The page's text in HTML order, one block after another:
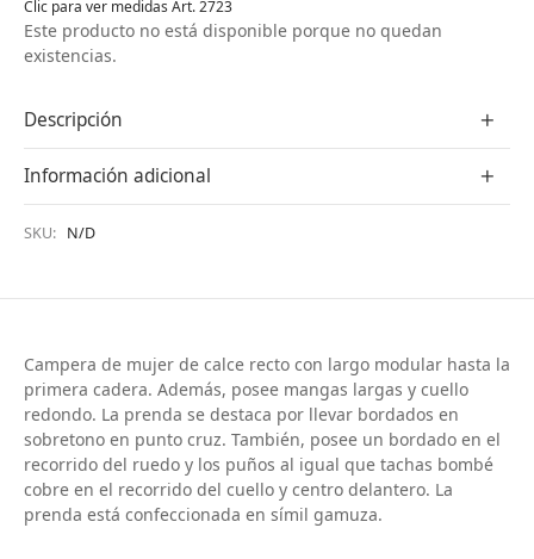
Clic para ver medidas Art. 2723
Este producto no está disponible porque no quedan
existencias.
Descripción
Información adicional
SKU: N/D
Campera de mujer de calce recto con largo modular hasta la
primera cadera. Además, posee mangas largas y cuello
redondo. La prenda se destaca por llevar bordados en
sobretono en punto cruz. También, posee un bordado en el
recorrido del ruedo y los puños al igual que tachas bombé
cobre en el recorrido del cuello y centro delantero. La
prenda está confeccionada en símil gamuza.